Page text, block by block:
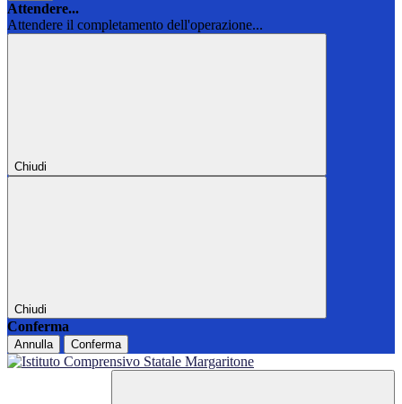
Attendere...
Attendere il completamento dell'operazione...
Chiudi
Chiudi
Conferma
Annulla Conferma